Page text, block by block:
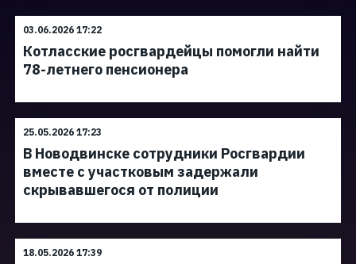
03.06.2026 17:22
Котласские росгвардейцы помогли найти
78-летнего пенсионера
25.05.2026 17:23
В Новодвинске сотрудники Росгвардии
вместе с участковым задержали
скрывавшегося от полиции
18.05.2026 17:39